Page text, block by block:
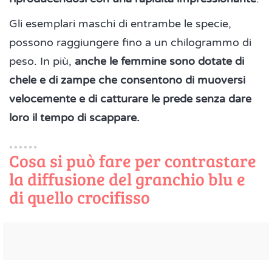
Gli esemplari maschi di entrambe le specie,
possono raggiungere fino a un chilogrammo di
peso. In più, anche le femmine sono dotate di
chele e di zampe che consentono di muoversi
velocemente e di catturare le prede senza dare
loro il tempo di scappare.
Cosa si può fare per contrastare
la diffusione del granchio blu e
di quello crocifisso